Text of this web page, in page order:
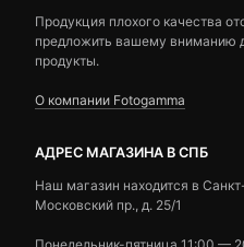
Продукция плохого качества
предложить вашему вниманию
продукты.
О компании Fotogamma
АДРЕС МАГАЗИНА В СПБ
Наш магазин находится в
Московский пр., д. 25/1